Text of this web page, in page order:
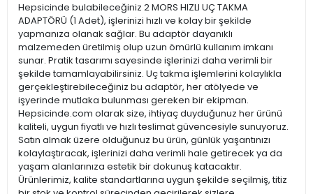
Hepsicinde bulabileceğiniz 2 MORS HIZLI UÇ TAKMA
ADAPTÖRÜ (1 Adet), işlerinizi hızlı ve kolay bir şekilde
yapmanıza olanak sağlar. Bu adaptör dayanıklı
malzemeden üretilmiş olup uzun ömürlü kullanım imkanı
sunar. Pratik tasarımı sayesinde işlerinizi daha verimli bir
şekilde tamamlayabilirsiniz. Uç takma işlemlerini kolaylıkla
gerçekleştirebileceğiniz bu adaptör, her atölyede ve
işyerinde mutlaka bulunması gereken bir ekipman.
Hepsicinde.com olarak size, ihtiyaç duyduğunuz her ürünü
kaliteli, uygun fiyatlı ve hızlı teslimat güvencesiyle sunuyoruz.
Satın almak üzere olduğunuz bu ürün, günlük yaşantınızı
kolaylaştıracak, işlerinizi daha verimli hale getirecek ya da
yaşam alanlarınıza estetik bir dokunuş katacaktır.
Ürünlerimiz, kalite standartlarına uygun şekilde seçilmiş, titiz